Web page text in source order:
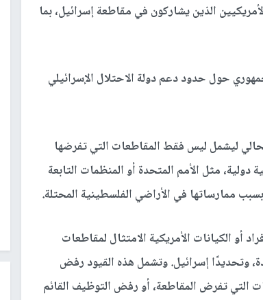
الذين يشاركون في مقاطعة إسرائيل، بما
حول حدود دعم دولة الاحتلال الإسرائيلي
ليشمل ليس فقط المقاطعات التي تفرضها
مثل الأمم المتحدة أو المنظمات التابعة
ممارساتها في الأراضي الفلسطينية المحتلة.
الكيانات الأمريكية الامتثال لمقاطعات
وتحديدًا إسرائيل. وتشمل هذه القيود رفض
التي تفرض المقاطعة، أو رفض التوظيف القائم